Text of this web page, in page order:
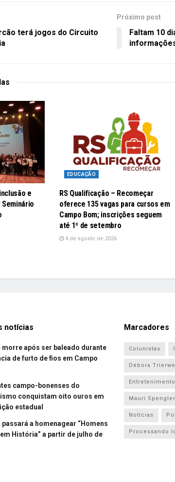
terá jogos do Circuito
Próximo post
Faltam 10
e
EDUCAÇÃO
RS Qualificação – Recomeçar
oferece 135 vagas para cursos em
Campo Bom; inscrições seguem
até 1º de setembro
4 de agosto de 2026
notícias
morre após ser baleado durante
de furto de fios em Campo
campo-bonenses do
conquistam oito ouros em
estadual
passará a homenagear “Homens
História” a partir de julho de
Marcadores
Colunistas
Débora
Entretenimento
Mauri Spengler
Notícias
Processando